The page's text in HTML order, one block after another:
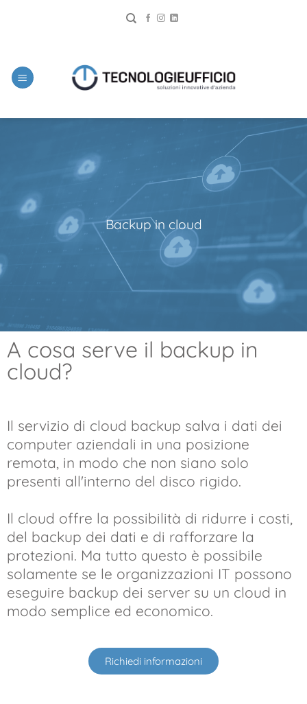
Backup in cloud
A cosa serve il backup in
cloud?
Il servizio di cloud backup salva i dati dei
computer aziendali in una posizione
remota, in modo che non siano solo
presenti all'interno del disco rigido.
Il cloud offre la possibilità di ridurre i costi,
del backup dei dati e di rafforzare la
protezioni. Ma tutto questo è possibile
solamente se le organizzazioni IT possono
eseguire backup dei server su un cloud in
modo semplice ed economico.
Richiedi informazioni